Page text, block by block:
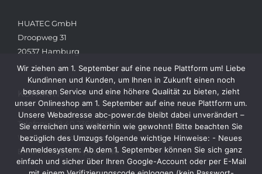
HUATEC GmbH
Droopweg 31
20537 Hamburg
KONTAKT
Telefon: +49 40 236448822
Web: www.abc-power.de
Email: info@abc-power.de
Wir ziehen am 1. September auf eine neue Plattform um! Liebe
Kundinnen und Kunden, um Ihnen in Zukunft einen noch
besseren Service und eine höhere Qualität zu bieten, zieht
unser Onlineshop am 1. September auf eine neue Plattform um.
Unsere Webadresse abc-power.de bleibt dabei unverändert –
Sie erreichen uns weiterhin wie gewohnt! Bitte beachten Sie
bezüglich des Umzugs folgende wichtige Hinweise: - Neues
Anmeldesystem: Ab dem 1. September können Sie sich ganz
einfach und sicher über Ihren Google-Account oder per E-Mail